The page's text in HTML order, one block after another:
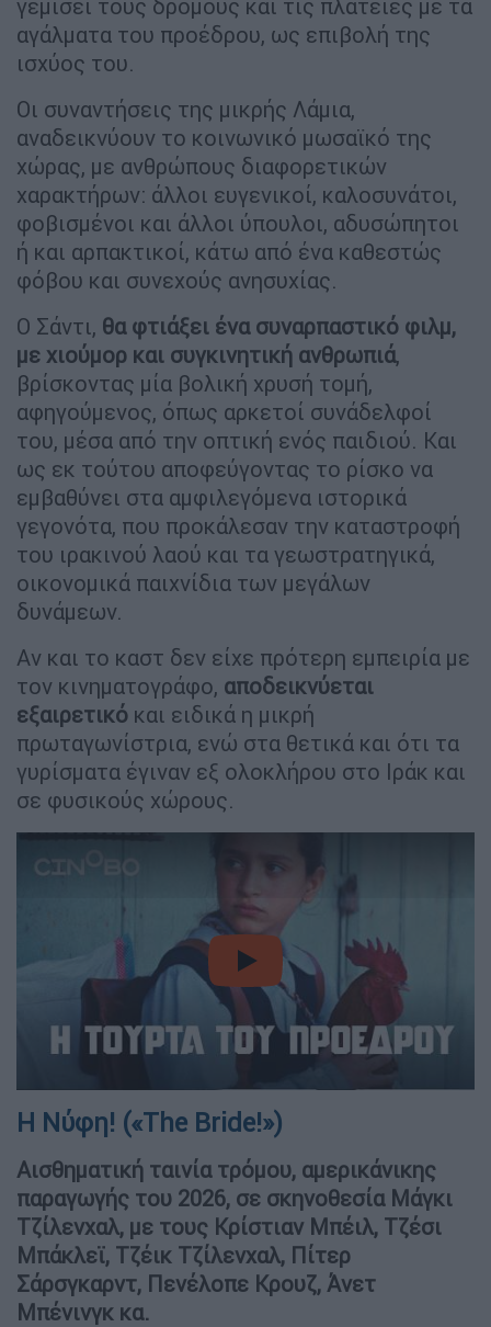
γεμίσει τους δρόμους και τις πλατείες με τα
αγάλματα του προέδρου, ως επιβολή της
ισχύος του.
Οι συναντήσεις της μικρής Λάμια,
αναδεικνύουν το κοινωνικό μωσαϊκό της
χώρας, με ανθρώπους διαφορετικών
χαρακτήρων: άλλοι ευγενικοί, καλοσυνάτοι,
φοβισμένοι και άλλοι ύπουλοι, αδυσώπητοι
ή και αρπακτικοί, κάτω από ένα καθεστώς
φόβου και συνεχούς ανησυχίας.
Ο Σάντι, θα φτιάξει ένα συναρπαστικό φιλμ,
με χιούμορ και συγκινητική ανθρωπιά,
βρίσκοντας μία βολική χρυσή τομή,
αφηγούμενος, όπως αρκετοί συνάδελφοί
του, μέσα από την οπτική ενός παιδιού. Και
ως εκ τούτου αποφεύγοντας το ρίσκο να
εμβαθύνει στα αμφιλεγόμενα ιστορικά
γεγονότα, που προκάλεσαν την καταστροφή
του ιρακινού λαού και τα γεωστρατηγικά,
οικονομικά παιχνίδια των μεγάλων
δυνάμεων.
Αν και το καστ δεν είχε πρότερη εμπειρία με
τον κινηματογράφο, αποδεικνύεται
εξαιρετικό και ειδικά η μικρή
πρωταγωνίστρια, ενώ στα θετικά και ότι τα
γυρίσματα έγιναν εξ ολοκλήρου στο Ιράκ και
σε φυσικούς χώρους.
video
Η Νύφη! («The Bride!»)
Αισθηματική ταινία τρόμου, αμερικάνικης
παραγωγής του 2026, σε σκηνοθεσία Μάγκι
Τζίλενχαλ, με τους Κρίστιαν Μπέιλ, Τζέσι
Μπάκλεϊ, Τζέικ Τζίλενχαλ, Πίτερ
Σάρσγκαρντ, Πενέλοπε Κρουζ, Άνετ
Μπένινγκ κα.